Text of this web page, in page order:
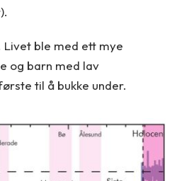
ble med ett mye
og barn med lav
til å bukke under.